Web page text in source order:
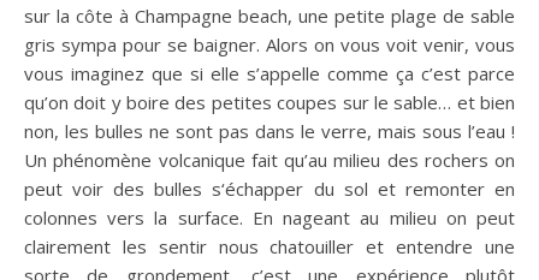
sur la côte à Champagne beach, une petite plage de sable
gris sympa pour se baigner. Alors on vous voit venir, vous
vous imaginez que si elle s’appelle comme ça c’est parce
qu’on doit y boire des petites coupes sur le sable… et bien
non, les bulles ne sont pas dans le verre, mais sous l’eau !
Un phénomène volcanique fait qu’au milieu des rochers on
peut voir des bulles s‘échapper du sol et remonter en
colonnes vers la surface. En nageant au milieu on peut
clairement les sentir nous chatouiller et entendre une
sorte de grondement, c’est une expérience plutôt